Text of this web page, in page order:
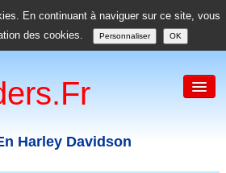
En continuant à naviguer sur ce site, vous
des cookies.
Personnaliser OK
Harley Davidson